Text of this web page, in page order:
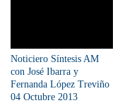
Noticiero Síntesis AM
con José Ibarra y
Fernanda López Treviño
04 Octubre 2013